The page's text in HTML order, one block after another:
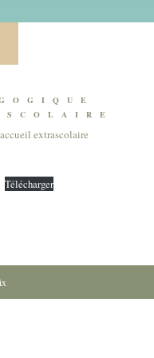
extrascolaire
Télécharger